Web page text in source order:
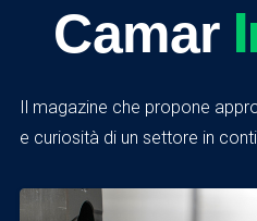
Camar
Il magazine che propone
e curiosità di un settore in